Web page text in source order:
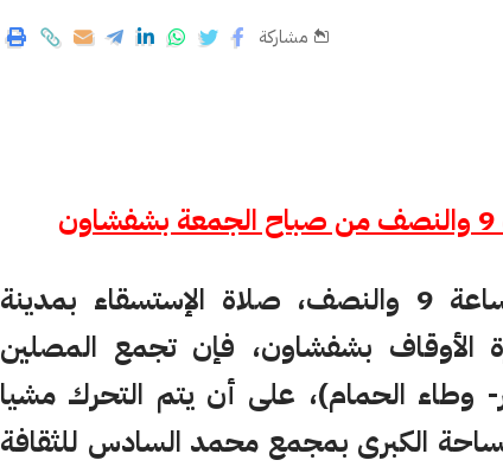
مشاركة
تقام صباح غد الجمعة ابتداء من الساعة 9 والنصف، صلاة الإستسقاء بمدينة
الأوقاف بشفشاون، فإن تجمع المصلين
وطاء الحمام)، على أن يتم التحرك مشيا
الكبرى بمجمع محمد السادس للثقافة